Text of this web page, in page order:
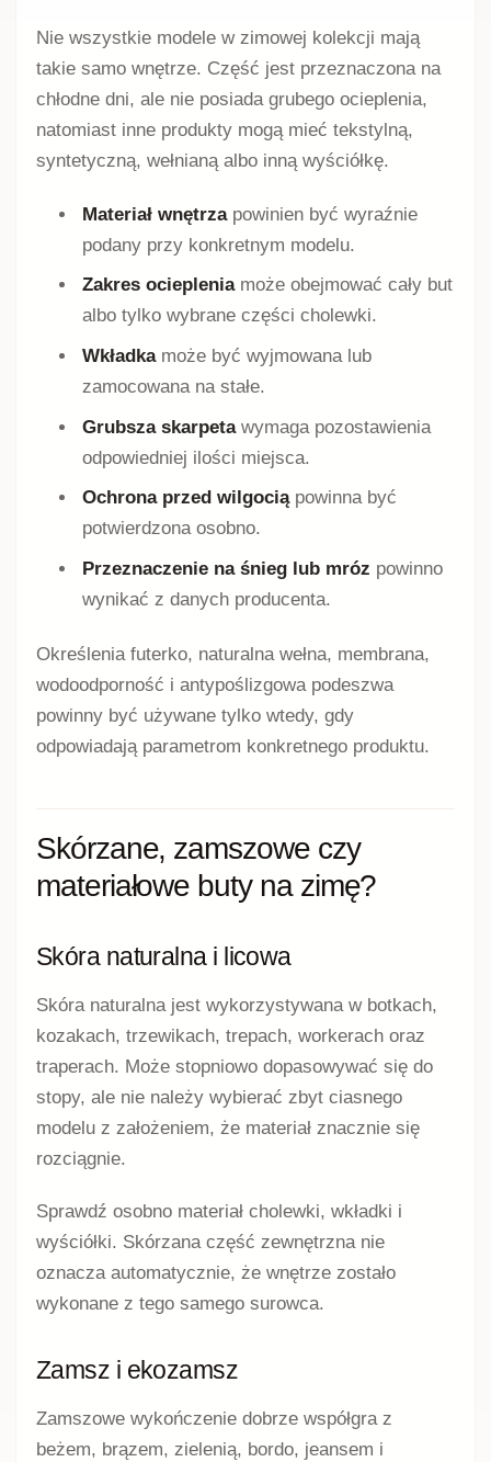
Nie wszystkie modele w zimowej kolekcji mają
takie samo wnętrze. Część jest przeznaczona na
chłodne dni, ale nie posiada grubego ocieplenia,
natomiast inne produkty mogą mieć tekstylną,
syntetyczną, wełnianą albo inną wyściółkę.
Materiał wnętrzapowinien być wyraźnie
podany przy konkretnym modelu.
Zakres ociepleniamoże obejmować cały but
albo tylko wybrane części cholewki.
Wkładkamoże być wyjmowana lub
zamocowana na stałe.
Grubsza skarpeta wymaga pozostawienia
odpowiedniej ilości miejsca.
Ochrona przed wilgociąpowinna być
potwierdzona osobno.
Przeznaczenie na śnieg lub mróz powinno
wynikać z danych producenta.
Określenia futerko, naturalna wełna, membrana,
wodoodporność i antypoślizgowa podeszwa
powinny być używane tylko wtedy, gdy
odpowiadają parametrom konkretnego produktu.
Skórzane, zamszowe czy
materiałowe buty na zimę?
Skóra naturalna i licowa
Skóra naturalna jest wykorzystywana w botkach,
kozakach, trzewikach, trepach, workerach oraz
traperach. Może stopniowo dopasowywać się do
stopy, ale nie należy wybierać zbyt ciasnego
modelu z założeniem, że materiał znacznie się
rozciągnie.
Sprawdź osobno materiał cholewki, wkładki i
wyściółki. Skórzana część zewnętrzna nie
oznacza automatycznie, że wnętrze zostało
wykonane z tego samego surowca.
Zamsz i ekozamsz
Zamszowe wykończenie dobrze współgra z
beżem, brązem, zielenią, bordo, jeansem i